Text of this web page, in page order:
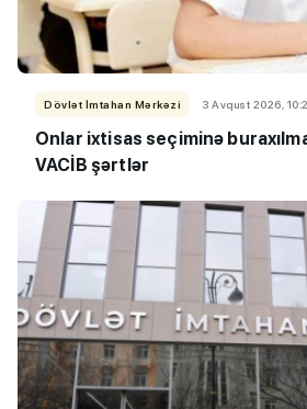
Dövlət İmtahan Mərkəzi 3 Avqust 2026,
Onlar ixtisas seçiminə
VACİB şərtlər